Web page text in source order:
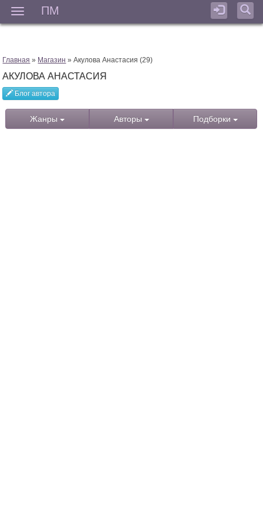
ПМ
Главная » Магазин » Акулова Анастасия (29)
АКУЛОВА АНАСТАСИЯ
Блог автора
Жанры Авторы Подборки